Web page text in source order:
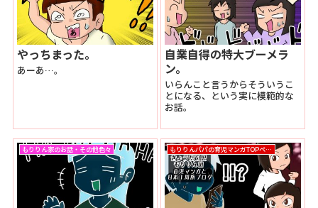
やっちまった。
あーあ…。
自業自得の特大ブーメラ
ン。
いらんこと言うからそういうこ
とになる、という実に模範的な
お話。
もりりん家のお話・その他色々 もりりんパパの育児マンガTOPページ